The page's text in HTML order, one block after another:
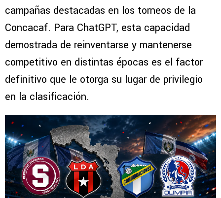
campañas destacadas en los torneos de la
Concacaf. Para ChatGPT, esta capacidad
demostrada de reinventarse y mantenerse
competitivo en distintas épocas es el factor
definitivo que le otorga su lugar de privilegio
en la clasificación.